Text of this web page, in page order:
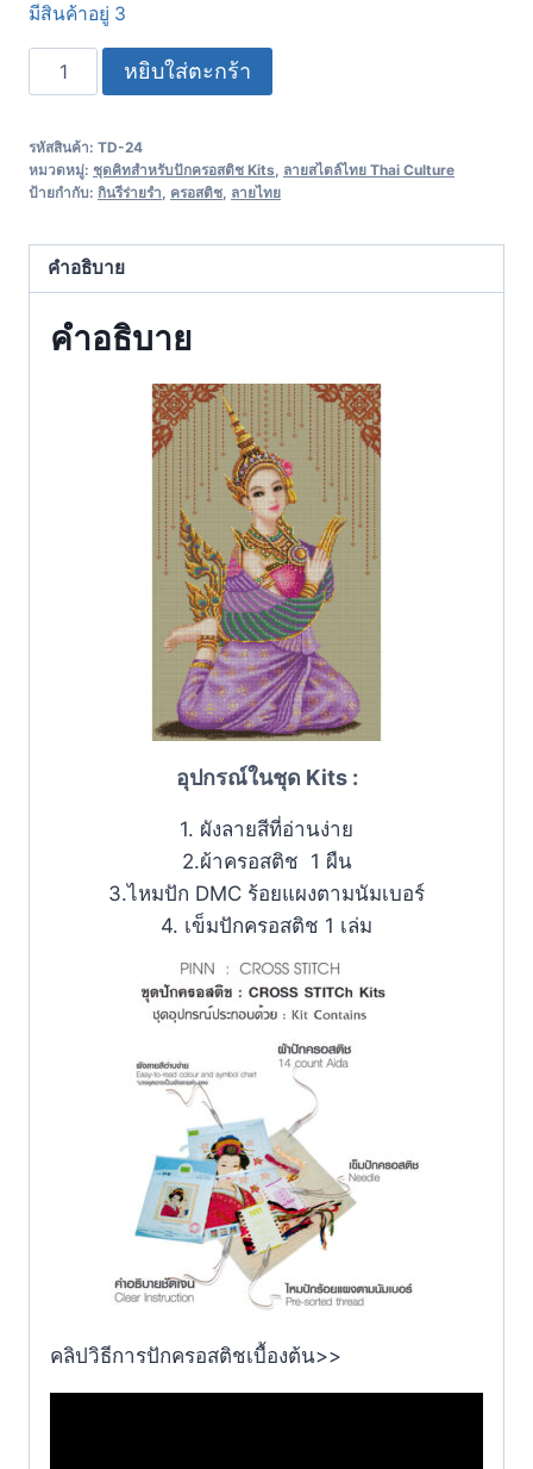
มีสินค้าอยู่ 3
หยิบใส่ตะกร้า
รหัสสินค้า: TD-24
หมวดหมู่: ชุดคิทสำหรับปักครอสติช Kits ลายสไตล์ไทย Thai Culture
ป้ายกำกับ: กินรีร่ายรำ ครอสติช ลายไทย
คำอธิบาย
คำอธิบาย
อุปกรณ์ในชุด Kits :
1. ผังลายสีที่อ่านง่าย
2.ผ้าครอสติช 1 ผืน
3.ไหมปัก DMC ร้อยแผงตามนัมเบอร์
4. เข็มปักครอสติช 1 เล่ม
คลิปวิธีการปักครอสติชเบื้องต้น>>